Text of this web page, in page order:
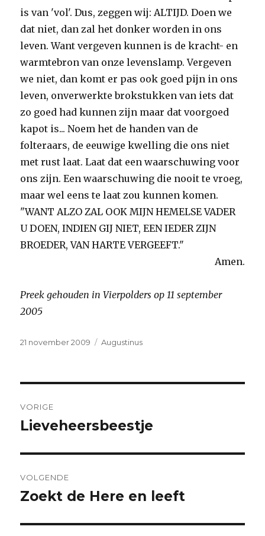
is van 'vol'. Dus, zeggen wij: ALTIJD. Doen we
dat niet, dan zal het donker worden in ons
leven. Want vergeven kunnen is de kracht- en
warmtebron van onze levenslamp. Vergeven
we niet, dan komt er pas ook goed pijn in ons
leven, onverwerkte brokstukken van iets dat
zo goed had kunnen zijn maar dat voorgoed
kapot is... Noem het de handen van de
folteraars, de eeuwige kwelling die ons niet
met rust laat. Laat dat een waarschuwing voor
ons zijn. Een waarschuwing die nooit te vroeg,
maar wel eens te laat zou kunnen komen.
"WANT ALZO ZAL OOK MIJN HEMELSE VADER
U DOEN, INDIEN GIJ NIET, EEN IEDER ZIJN
BROEDER, VAN HARTE VERGEEFT."
Amen.
Preek gehouden in Vierpolders op 11 september
2005
Geplaatst
21 november 2009 Categorieën
Augustinus
navigatie
VORIGE
Vorig
Lieveheersbeestje
VOLGENDE
Volgend
Zoekt de Here en leeft